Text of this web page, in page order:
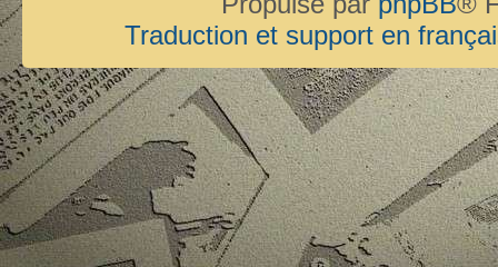
Traduction et support en